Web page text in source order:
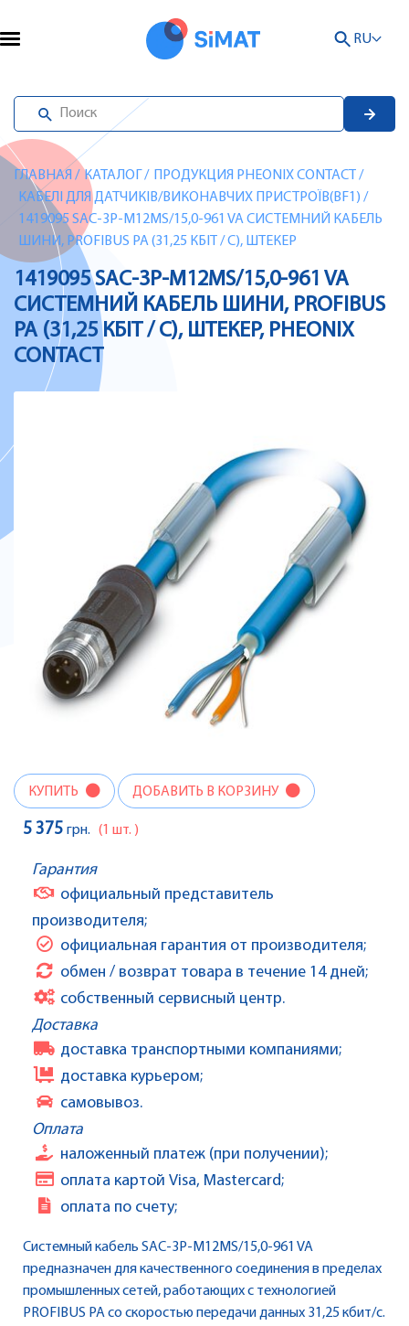
RU
ГЛАВНАЯ / КАТАЛОГ / ПРОДУКЦИЯ PHEONIX CONTACT /
КАБЕЛІ ДЛЯ ДАТЧИКІВ/ВИКОНАВЧИХ ПРИСТРОЇВ(BF1) /
1419095 SAC-3P-M12MS/15,0-961 VA СИСТЕМНИЙ КАБЕЛЬ
ШИНИ, PROFIBUS PA (31,25 КБІТ / С), ШТЕКЕР
1419095 SAC-3P-M12MS/15,0-961 VA
СИСТЕМНИЙ КАБЕЛЬ ШИНИ, PROFIBUS
PA (31,25 КБІТ / С), ШТЕКЕР, PHEONIX
CONTACT
КУПИТЬ ДОБАВИТЬ В КОРЗИНУ
5 375 грн. (1 шт. )
Гарантия
официальный представитель
производителя;
официальная гарантия от производителя;
обмен / возврат товара в течение 14 дней;
собственный сервисный центр.
Доставка
доставка транспортными компаниями;
доставка курьером;
самовывоз.
Оплата
наложенный платеж (при получении);
оплата картой Visa, Mastercard;
оплата по счету;
Системный кабель SAC-3P-M12MS/15,0-961 VA
предназначен для качественного соединения в пределах
промышленных сетей, работающих с технологией
PROFIBUS PA со скоростью передачи данных 31,25 кбит/с.